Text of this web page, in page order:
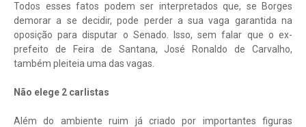
Todos esses fatos podem ser interpretados que, se Borges
demorar a se decidir, pode perder a sua vaga garantida na
oposição para disputar o Senado. Isso, sem falar que o ex-
prefeito de Feira de Santana, José Ronaldo de Carvalho,
também pleiteia uma das vagas.
Não elege 2 carlistas
Além do ambiente ruim já criado por importantes figuras